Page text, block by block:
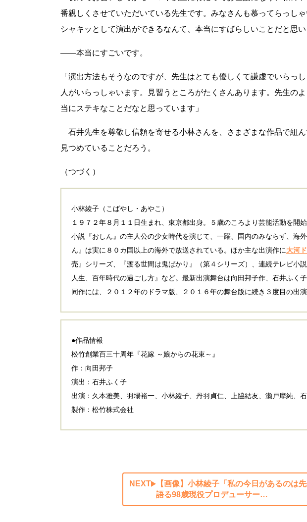
番親しくさせていただいている先生です。みなさんも慕ってらっし
シャキッとして演出ができるなんて、本当にすばらしいことだと思い
――本当にすごいです。
「演出方法もそうなのですが、先生はとても優しくて謙虚でいらっ
人がいらっしゃいます。見習うところがたくさんあります。先生の
当にステキなことだなと思っています」
石井先生を尊敬し信頼を寄せる小林さんを、さまざまな作品で組
見つめていることだろう。
（つづく）
小林綾子（こばやし・あやこ）
１９７２年８月１１日生まれ、東京都出身。５歳のころより芸能活動を開
小説『おしん』の主人公の少女時代を演じて、一躍、国内のみならず、海
ん』は実に８０カ国以上の海外で放送されている。ほか主な出演作に大河
売』シリーズ、『渡る世間は鬼ばかり』（第４シリーズ）、連続テレビ小
人生、百年時代の過ごし方』など。最新出演舞台は向田邦子作、石井ふく
同作には、２０１２年のドラマ版、２０１６年の舞台版に続き３度目の出演
●作品情報
松竹創業百三十周年『花嫁 ～娘からの花束～』
作：向田邦子
演出：石井ふく子
出演：久本雅美、羽場裕一、小林綾子、丹羽貞仁、上脇結友、瀬戸摩純、
製作：松竹株式会社
NEXT
【画像】小林綾子「私の今日があるのは
語る98歳現役プロデューサー…